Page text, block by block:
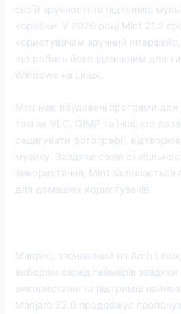
своїй зручності та підтримці
коробки. У 2026 році Mint 21.2
користувачам зручний
що робить його ідеальним для
Windows на Linux.
Mint має вбудовані програми для
такі як VLC, GIMP та інші, що
редагувати фотографії,
музику. Завдяки своїй
використання, Mint
для домашніх користувачів.
Manjaro, заснований на Arch
вибором серед геймерів завдяки
використанні та підтримці
Manjaro 22.0 продовжує